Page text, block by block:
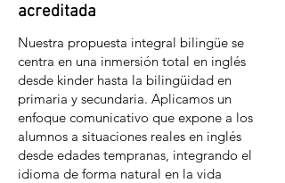
acreditada
Nuestra propuesta integral bilingüe se
centra en una inmersión total en inglés
desde kinder hasta la bilingüidad en
primaria y secundaria. Aplicamos un
enfoque comunicativo que expone a los
alumnos a situaciones reales en inglés
desde edades tempranas, integrando el
idioma de forma natural en la vida